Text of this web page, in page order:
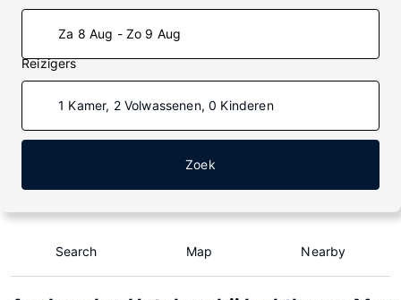
Za 8 Aug - Zo 9 Aug
Reizigers
1 Kamer, 2 Volwassenen, 0 Kinderen
Zoek
Search Map Nearby